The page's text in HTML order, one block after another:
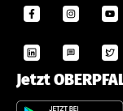
Jetzt